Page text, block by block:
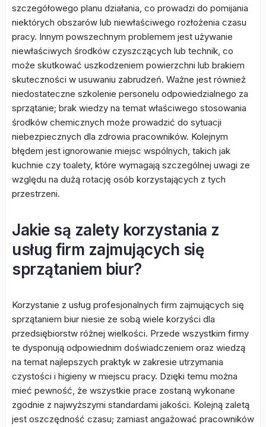
szczegółowego planu działania, co prowadzi do pomijania
niektórych obszarów lub niewłaściwego rozłożenia czasu
pracy. Innym powszechnym problemem jest używanie
niewłaściwych środków czyszczących lub technik, co
może skutkować uszkodzeniem powierzchni lub brakiem
skuteczności w usuwaniu zabrudzeń. Ważne jest również
niedostateczne szkolenie personelu odpowiedzialnego za
sprzątanie; brak wiedzy na temat właściwego stosowania
środków chemicznych może prowadzić do sytuacji
niebezpiecznych dla zdrowia pracowników. Kolejnym
błędem jest ignorowanie miejsc wspólnych, takich jak
kuchnie czy toalety, które wymagają szczególnej uwagi ze
względu na dużą rotację osób korzystających z tych
przestrzeni.
Jakie są zalety korzystania z
usług firm zajmujących się
sprzątaniem biur?
Korzystanie z usług profesjonalnych firm zajmujących się
sprzątaniem biur niesie ze sobą wiele korzyści dla
przedsiębiorstw różnej wielkości. Przede wszystkim firmy
te dysponują odpowiednim doświadczeniem oraz wiedzą
na temat najlepszych praktyk w zakresie utrzymania
czystości i higieny w miejscu pracy. Dzięki temu można
mieć pewność, że wszystkie prace zostaną wykonane
zgodnie z najwyższymi standardami jakości. Kolejną zaletą
jest oszczędność czasu; zamiast angażować pracowników